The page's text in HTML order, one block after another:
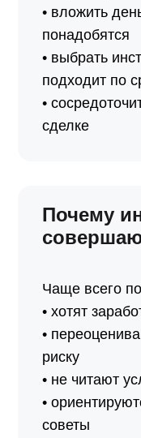
• вложить
понадобятся
• выбрать
подходит по
•
сделке
Почему
Чаще всего
• хотят
•
риску
• не читают
•
советы